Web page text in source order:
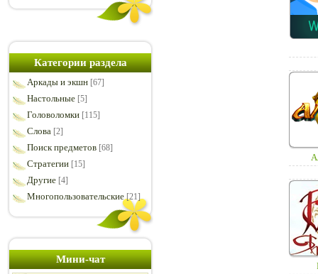
Категории раздела
Аркады и экшн [67]
Настольные [5]
Головоломки [115]
Слова [2]
Поиск предметов [68]
Стратегии [15]
Другие [4]
Многопользовательские [21]
Мини-чат